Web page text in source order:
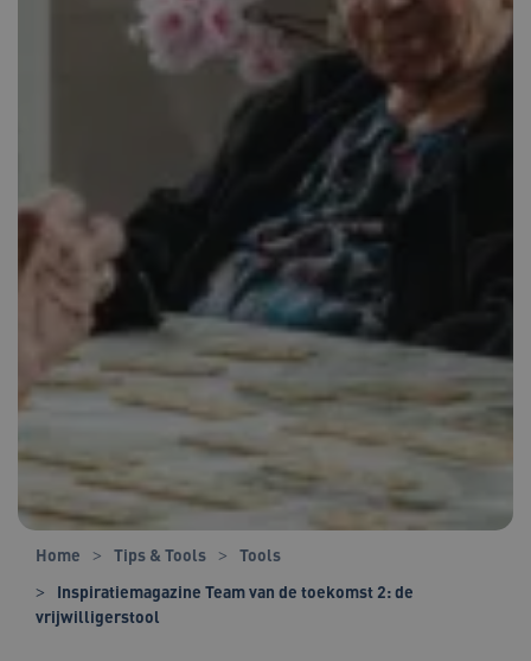
Home Tips & Tools
Tools
Inspiratiemagazine Team van de toekomst 2: de
vrijwilligerstool